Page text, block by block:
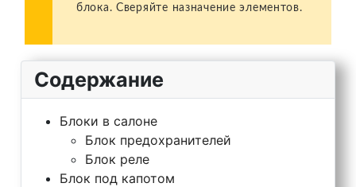
блока. Сверяйте назначение элементов.
Содержание
Блоки в салоне
Блок предохранителей
Блок реле
Блок под капотом